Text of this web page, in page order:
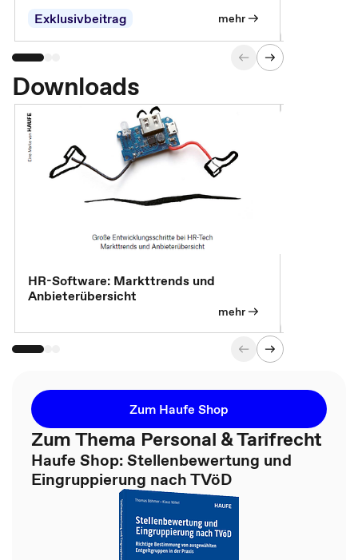
Exklusivbeitrag
mehr
Downloads
HR-Software: Markttrends und
Anbieterübersicht
mehr
Zum Haufe Shop
Zum Thema Personal & Tarifrecht
Haufe Shop: Stellenbewertung und
Eingruppierung nach TVöD